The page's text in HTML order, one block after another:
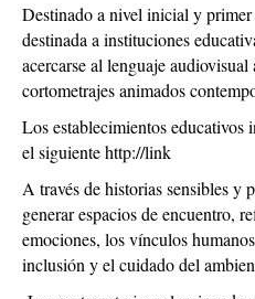
Destinado a nivel inicial y
destinada a instituciones
acercarse al lenguaje
cortometrajes animados
Los establecimientos educativos
el siguientehttp://link
A través de historias sensibles y
generar espacios de encuentro,
emociones, los vínculos
inclusión y el cuidado del